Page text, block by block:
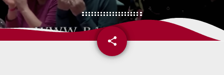
share
email